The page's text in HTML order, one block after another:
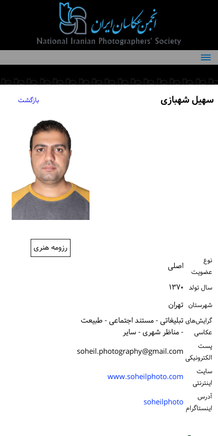
درباره انجمن
کمیته‌های انجمن
سهیل شهبازی بازگشت
رزومه هنری
نوع
عضویت
اصلی
سال تولد ۱۳۷۰
شهرستان تهران
گرایش‌های
عکاسی
تبلیغاتی - مستند اجتماعی - طبیعت
- مناظر شهری - سایر
پست
الكترونیكی soheil.photography@gmail.com
سایت
اینترنتی
www.soheilphoto.com
آدرس
اینستاگرام soheilphoto